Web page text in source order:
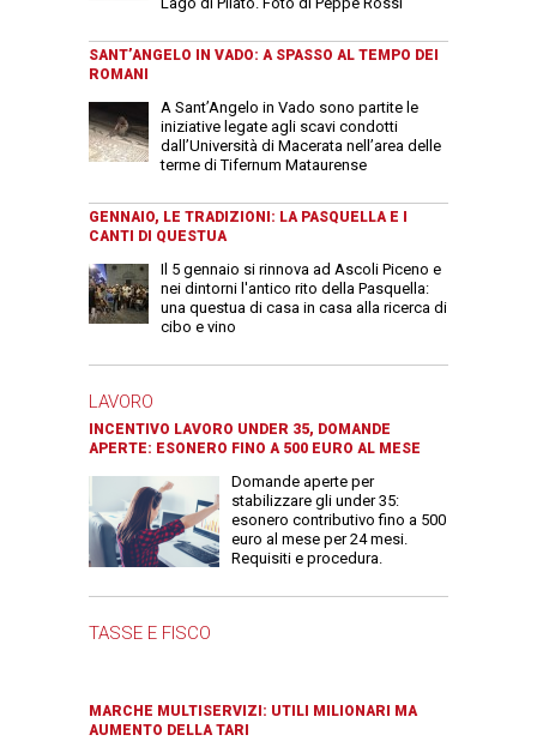
SANT’ANGELO IN VADO: A SPASSO AL TEMPO DEI
ROMANI
A Sant’Angelo in Vado sono partite le
iniziative legate agli scavi condotti
dall’Università di Macerata nell’area delle
terme di Tifernum Mataurense
GENNAIO, LE TRADIZIONI: LA PASQUELLA E I
CANTI DI QUESTUA
Il 5 gennaio si rinnova ad Ascoli Piceno e
nei dintorni l'antico rito della Pasquella:
una questua di casa in casa alla ricerca di
cibo e vino
LAVORO
INCENTIVO LAVORO UNDER 35, DOMANDE
APERTE: ESONERO FINO A 500 EURO AL MESE
Domande aperte per
stabilizzare gli under 35:
esonero contributivo fino a 500
euro al mese per 24 mesi.
Requisiti e procedura.
TASSE E FISCO
MARCHE MULTISERVIZI: UTILI MILIONARI MA
AUMENTO DELLA TARI